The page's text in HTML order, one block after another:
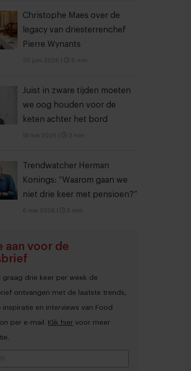
Christophe Maes over de
legacy van driesterrenchef
Pierre Wynants
20 juni 2026 6 min
Juist in zware tijden moeten
we oog houden voor de
keten achter het bord
18 mei 2026 3 min
Trendwatcher Herman
Konings: “Waarom gaan we
niet drie keer met pensioen?”
6 mei 2026 5 min
aan voor de
graag drie keer per week de
ontvangen met de laatste trends,
inspiratie en interviews van Food
per e-mail. Klik hier voor meer